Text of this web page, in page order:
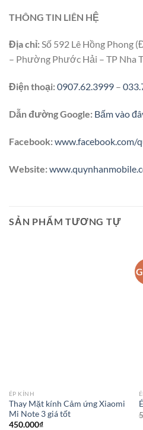
THÔNG TIN LIÊN HỆ
Địa chỉ:Số 592 Lê Hồng Phong
– Phường Phước Hải – TP Nha
Điện thoại:0907.62.3999 –
Dẫn đường Google: Bấm vào
Facebook:www.facebook.com/
Website:
SẢN PHẨM TƯƠNG TỰ
ÉP KÍNH
Thay Mặt kính Cảm ứng Xiaomi
Mi Note 3 giá tốt
450.000₫